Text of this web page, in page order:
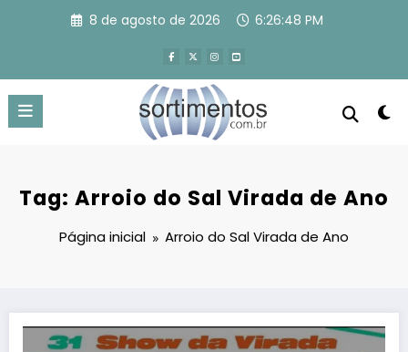
8 de agosto de 2026 6:26:49 PM
Tag: Arroio do Sal Virada de Ano
Página inicial Arroio do Sal Virada de Ano